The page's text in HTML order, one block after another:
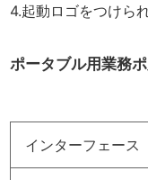
4.起動ロゴをつけら
ポータブル用業務
インターフェース